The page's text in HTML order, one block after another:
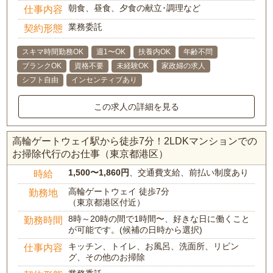
仕事内容 朝食、昼食、夕食の献立･調理など
契約形態 業務委託
スキマ時間勤務OK 週1〜OK 扶養内OK
年齢不問
ブランクOK
資格不要 未経験OK
家政婦の求人
シフト自由
インセンティブあり
この求人の詳細を見る
高輪ゲートウェイ駅から徒歩7分！2LDKマンションでの
お掃除代行のお仕事（東京都港区）
時給 1,500〜1,860円 、交通費支給、前払い制度あり
勤務地
高輪ゲートウェイ 徒歩7分
（東京都港区付近）
勤務時間
8時～20時の間で1時間〜、好きな日に働くこと
が可能です。(候補の日時から選択)
仕事内容
キッチン、トイレ、お風呂、洗面所、リビン
グ、その他のお掃除